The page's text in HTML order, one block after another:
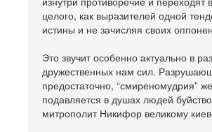
целого, как выразителей одной
истины и не зачисляя своих
Это звучит особенно актуально в
дружественных нам сил.
предостаточно, “смиреномудрия”
подавляется в душах людей
митрополит Никифор великому